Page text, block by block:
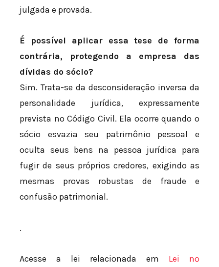
julgada e provada.
É possível aplicar essa tese de forma
contrária, protegendo a empresa das
dívidas do sócio?
Sim. Trata-se da desconsideração inversa da
personalidade jurídica, expressamente
prevista no Código Civil. Ela ocorre quando o
sócio esvazia seu patrimônio pessoal e
oculta seus bens na pessoa jurídica para
fugir de seus próprios credores, exigindo as
mesmas provas robustas de fraude e
confusão patrimonial.
.
Acesse a lei relacionada em Lei nº